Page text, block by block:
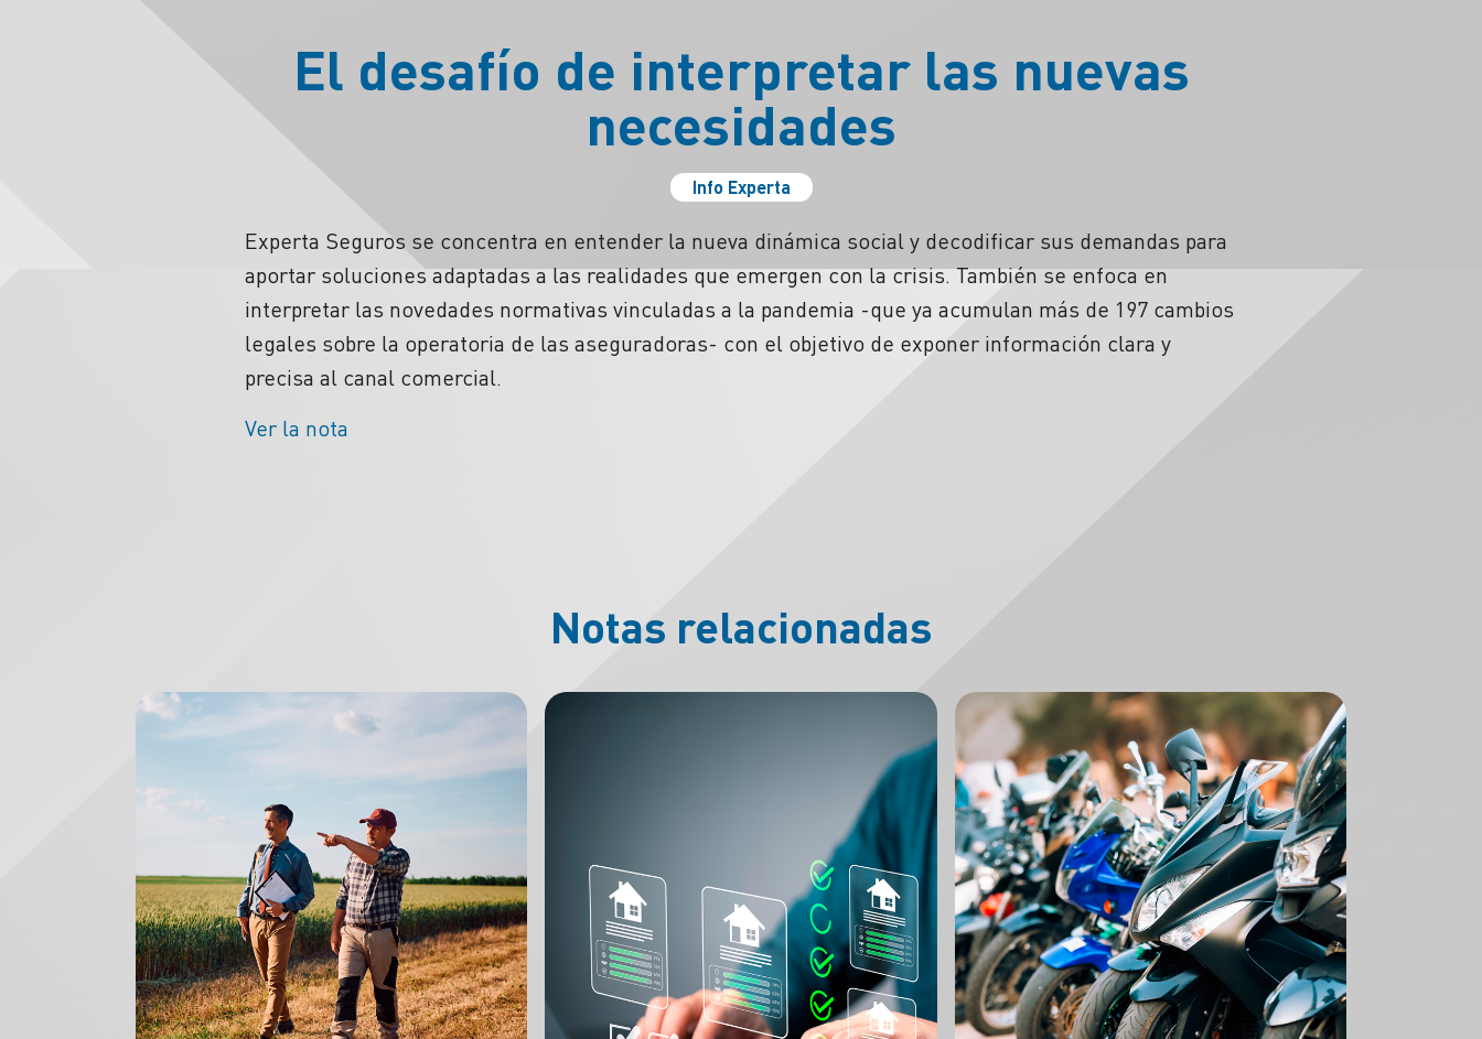
El desafío de interpretar las nuevas
necesidades
Info Experta
Experta Seguros se concentra en entender la nueva dinámica social y decodificar sus demandas para
aportar soluciones adaptadas a las realidades que emergen con la crisis. También se enfoca en
interpretar las novedades normativas vinculadas a la pandemia -que ya acumulan más de 197 cambios
legales sobre la operatoria de las aseguradoras- con el objetivo de exponer información clara y
precisa al canal comercial.
Ver la nota
Notas relacionadas